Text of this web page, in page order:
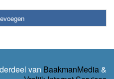
van BaakmanMedia&